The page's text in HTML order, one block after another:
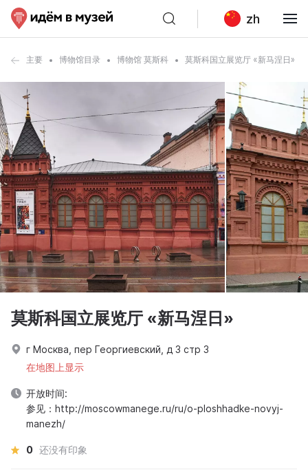
zh
主要 博物馆目录 博物馆 莫斯科 莫斯科国立展览厅 «新马涅日»
莫斯科国立展览厅 «新马涅日»
г Москва, пер Георгиевский, д 3 стр 3
在地图上显示
开放时间:
参见：http://moscowmanege.ru/ru/o-ploshhadke-novyj-
manezh/
0 还没有印象